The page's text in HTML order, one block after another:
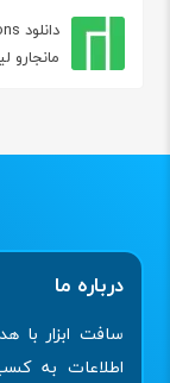
مانجارو
درباره ما
سافت ابزار با
اطلاعات به